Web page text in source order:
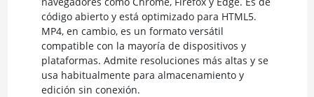
código abierto y está optimizado para HTML5.
MP4, en cambio, es un formato versátil
compatible con la mayoría de dispositivos y
plataformas. Admite resoluciones más altas y se
usa habitualmente para almacenamiento y
edición sin conexión.